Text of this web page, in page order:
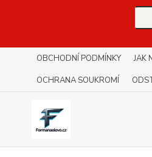
OBCHODNÍ PODMÍNKY JAK
OCHRANA SOUKROMÍ